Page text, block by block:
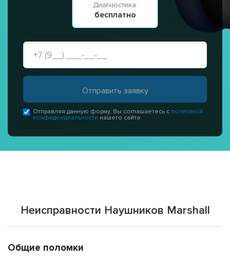
Диагностика:
бесплатно
Отправляя данную форму, Вы соглашаетесь с политикой
конфиденциальности нашего сайта
Неисправности Наушников Marshall
Общие поломки